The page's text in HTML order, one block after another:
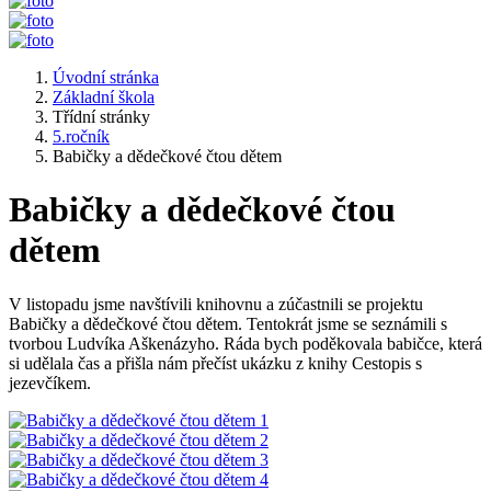
Úvodní stránka
Základní škola
Třídní stránky
5.ročník
Babičky a dědečkové čtou dětem
Babičky a dědečkové čtou
dětem
V listopadu jsme navštívili knihovnu a zúčastnili se projektu
Babičky a dědečkové čtou dětem. Tentokrát jsme se seznámili s
tvorbou Ludvíka Aškenázyho. Ráda bych poděkovala babičce, která
si udělala čas a přišla nám přečíst ukázku z knihy Cestopis s
jezevčíkem.